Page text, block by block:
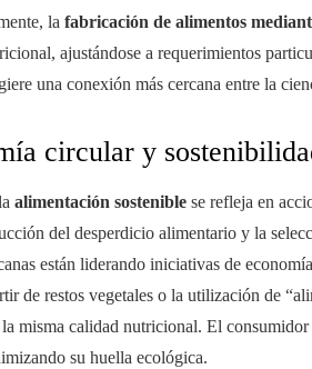
la fabricación de alimentos
ajustándose a requerimientos
una conexión más cercana entre la
circular y
alimentación sostenible se refleja en
del desperdicio alimentario y la
están liderando iniciativas de
de restos vegetales o la utilización de
misma calidad nutricional. El
su huella ecológica.